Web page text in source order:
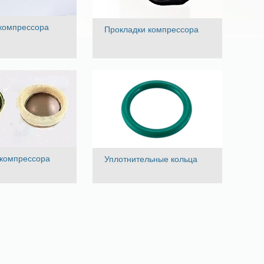
Прокладки компрессора
Уплотнительные кольца